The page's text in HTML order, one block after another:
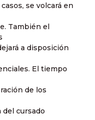
se volcará en
También el
a disposición
El tiempo
de los
del cursado